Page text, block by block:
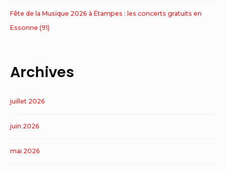
Fête de la Musique 2026 à Étampes : les concerts gratuits en
Essonne (91)
Archives
juillet 2026
juin 2026
mai 2026